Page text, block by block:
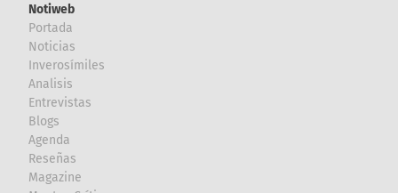
Notiweb
Portada
Noticias
Inverosímiles
Analisis
Entrevistas
Blogs
Agenda
Reseñas
Magazine